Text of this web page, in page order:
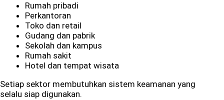
Rumah pribadi
Perkantoran
Toko dan retail
Gudang dan pabrik
Sekolah dan kampus
Rumah sakit
Hotel dan tempat wisata
Setiap sektor membutuhkan sistem keamanan yang
selalu siap digunakan.